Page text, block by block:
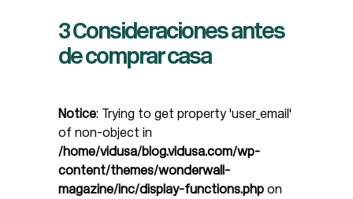
3 Consideraciones antes
de comprar casa
Notice: Trying to get property 'user_email'
of non-object in
/home/vidusa/blog.vidusa.com/wp-
content/themes/wonderwall-
magazine/inc/display-functions.php on